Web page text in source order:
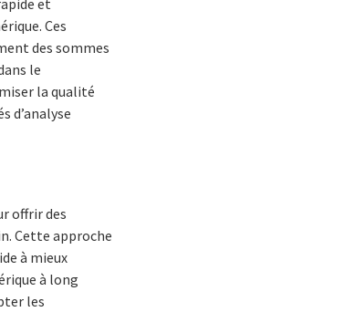
Ces
des sommes
le
la qualité
d’analyse
offrir des
Cette approche
à mieux
à long
les